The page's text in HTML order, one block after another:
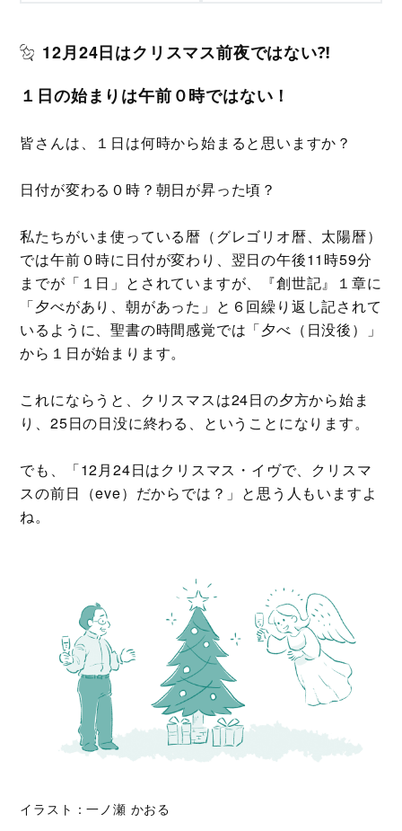
12月24日はクリスマス前夜ではない⁈
１日の始まりは午前０時ではない！
皆さんは、１日は何時から始まると思いますか？
日付が変わる０時？朝日が昇った頃？
私たちがいま使っている暦（グレゴリオ暦、太陽暦）
では午前０時に日付が変わり、翌日の午後11時59分
までが「１日」とされていますが、『創世記』１章に
「夕べがあり、朝があった」と６回繰り返し記されて
いるように、聖書の時間感覚では「夕べ（日没後）」
から１日が始まります。
これにならうと、クリスマスは24日の夕方から始ま
り、25日の日没に終わる、ということになります。
でも、「12月24日はクリスマス・イヴで、クリスマ
スの前日（eve）だからでは？」と思う人もいますよ
ね。
イラスト：一ノ瀬 かおる